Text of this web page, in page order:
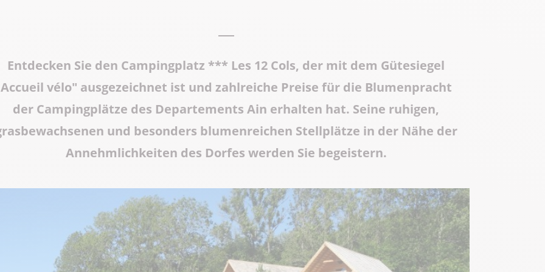
Das ganze Erbe
Entdecken Sie den Campingplatz *** Les 12 Cols, der mit dem Gütesiegel
Accueil vélo" ausgezeichnet ist und zahlreiche Preise für die Blumenpracht
der Campingplätze des Departements Ain erhalten hat. Seine ruhigen,
und besonders blumenreichen Stellplätze in der Nähe der
Annehmlichkeiten des Dorfes werden Sie begeistern.